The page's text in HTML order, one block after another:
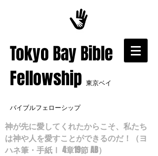
​Tokyo Bay Bible
Fellowship 東京ベイ
バイブルフェローシップ
神が先に愛してくれたからこそ、私たち
は神や人を愛すことができるのだ！（ヨ
ハネ筆・手紙Ⅰ 4章19節 AB）